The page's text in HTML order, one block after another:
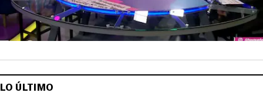
LO ÚLTIMO